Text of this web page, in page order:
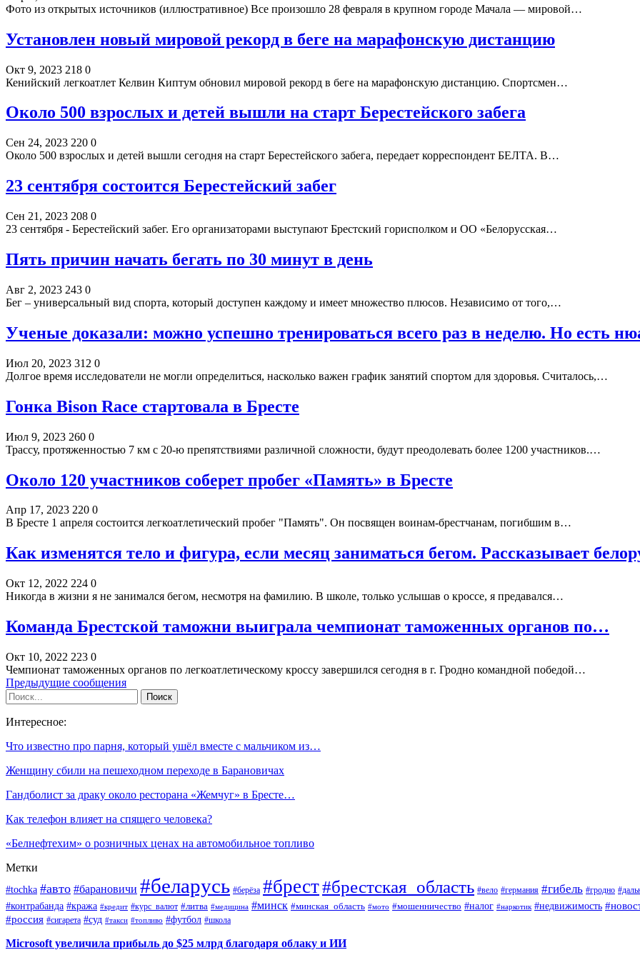
Фото из открытых источников (иллюстративное) Все произошло 28 февраля в крупном городе Мачала — мировой…
Установлен новый мировой рекорд в беге на марафонскую дистанцию
Окт 9, 2023 218 0
Кенийский легкоатлет Келвин Киптум обновил мировой рекорд в беге на марафонскую дистанцию. Спортсмен…
Около 500 взрослых и детей вышли на старт Берестейского забега
Сен 24, 2023 220 0
Около 500 взрослых и детей вышли сегодня на старт Берестейского забега, передает корреспондент БЕЛТА. В…
23 сентября состоится Берестейский забег
Сен 21, 2023 208 0
23 сентября - Берестейский забег. Его организаторами выступают Брестский горисполком и ОО «Белорусская…
Пять причин начать бегать по 30 минут в день
Авг 2, 2023 243 0
Бег – универсальный вид спорта, который доступен каждому и имеет множество плюсов. Независимо от того,…
Ученые доказали: можно успешно тренироваться всего раз в неделю. Но есть
Июл 20, 2023 312 0
Долгое время исследователи не могли определиться, насколько важен график занятий спортом для здоровья. Считалось,…
Гонка Bison Race стартовала в Бресте
Июл 9, 2023 260 0
Трассу, протяженностью 7 км с 20-ю препятствиями различной сложности, будут преодолевать более 1200 участников.…
Около 120 участников соберет пробег «Память» в Бресте
Апр 17, 2023 220 0
В Бресте 1 апреля состоится легкоатлетический пробег "Память". Он посвящен воинам-брестчанам, погибшим в…
Как изменятся тело и фигура, если месяц заниматься бегом. Рассказывает
Окт 12, 2022 224 0
Никогда в жизни я не занимался бегом, несмотря на фамилию. В школе, только услышав о кроссе, я предавался…
Команда Брестской таможни выиграла чемпионат таможенных органов по…
Окт 10, 2022 223 0
Чемпионат таможенных органов по легкоатлетическому кроссу завершился сегодня в г. Гродно командной победой…
Предыдущие сообщения
Интересное:
Что известно про парня, который ушёл вместе с мальчиком из…
Женщину сбили на пешеходном переходе в Барановичах
Гандболист за драку около ресторана «Жемчуг» в Бресте…
Как телефон влияет на спящего человека?
«Белнефтехим» о розничных ценах на автомобильное топливо
Метки
#tochka #авто #барановичи #беларусь #берёза #брест#брестская_область #вело #германия #гибель #гродно
#контрабанда #кража #кредит #курс_валют #литва #медицина #минск #минская_область #мото #мошенничество #налог #наркотик #недвижимость
#россия #сигарета #суд #такси #топливо #футбол #школа
Microsoft увеличила прибыль до $25 млрд благодаря облаку и ИИ